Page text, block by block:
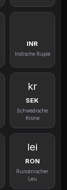
INR
Indische Rupie
kr
SEK
Schwedische
Krone
lei
RON
Rumänischer
Leu